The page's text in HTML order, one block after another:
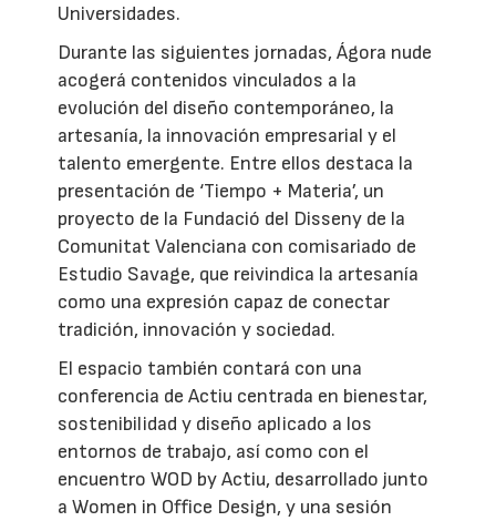
Universidades.
Durante las siguientes jornadas, Ágora nude
acogerá contenidos vinculados a la
evolución del diseño contemporáneo, la
artesanía, la innovación empresarial y el
talento emergente. Entre ellos destaca la
presentación de ‘Tiempo + Materia’, un
proyecto de la Fundació del Disseny de la
Comunitat Valenciana con comisariado de
Estudio Savage, que reivindica la artesanía
como una expresión capaz de conectar
tradición, innovación y sociedad.
El espacio también contará con una
conferencia de Actiu centrada en bienestar,
sostenibilidad y diseño aplicado a los
entornos de trabajo, así como con el
encuentro WOD by Actiu, desarrollado junto
a Women in Office Design, y una sesión